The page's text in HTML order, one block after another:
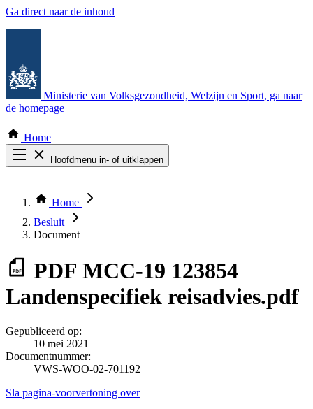
Ga direct naar de inhoud
Ministerie van Volksgezondheid, Welzijn en Sport, ga naar
de homepage
Home
Hoofdmenu in- of uitklappen
Thema COVID-19
Bekijk per bestuursorgaan
Home
Besluit
Document
PDF MCC-19 123854
Landenspecifiek reisadvies.pdf
Gepubliceerd op:
10 mei 2021
Documentnummer:
VWS-WOO-02-701192
Sla pagina-voorvertoning over